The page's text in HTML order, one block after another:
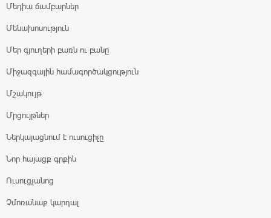
Մեդիա ճամբարներ
Մենախոսություն
Մեր գյուղերի բառն ու բանը
Միջազգային համագործակցություն
Մշակույթ
Մրցույթներ
Ներկայացնում է ուսուցիչը
Նոր հայացք գրքին
Ուսուցչանոց
Չմոռանաք կարդալ